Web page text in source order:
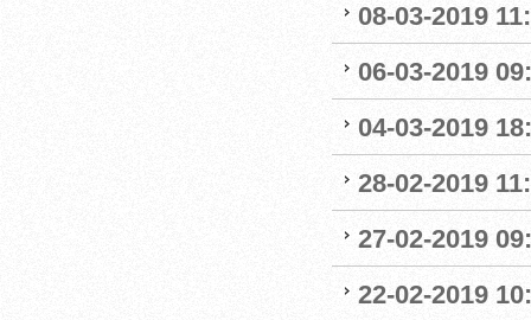
08-03-2019
06-03-2019
04-03-2019
28-02-2019
27-02-2019
22-02-2019